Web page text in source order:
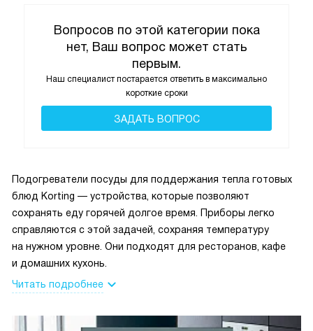
прям горячо. Я довольна покупкой, теперь ужин всегда
проходит комфортно, а посуда радует теплом.
Вопросов по этой категории пока
нет, Ваш вопрос может стать
первым.
Наш специалист постарается ответить в максимально
короткие сроки
ЗАДАТЬ ВОПРОС
Подогреватели посуды для поддержания тепла готовых
блюд Korting — устройства, которые позволяют
сохранять еду горячей долгое время. Приборы легко
справляются с этой задачей, сохраняя температуру
на нужном уровне. Они подходят для ресторанов, кафе
и домашних кухонь.
Читать подробнее